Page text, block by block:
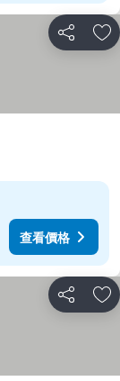
分享 放
查看價格
分享 放